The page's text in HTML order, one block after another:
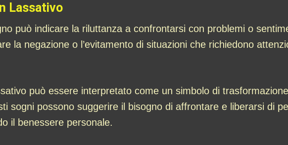
Lassativo
può indicare la riluttanza a confrontarsi con problemi o
la negazione o l’evitamento di situazioni che richiedono
può essere interpretato come un simbolo di
sogni possono suggerire il bisogno di affrontare e liberarsi di
il benessere personale.